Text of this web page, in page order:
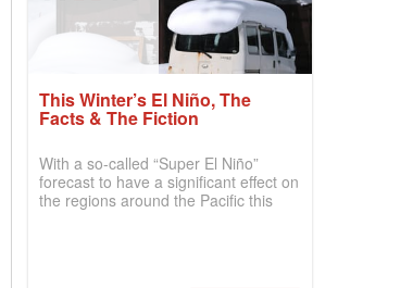
This Winter’s El Niño, The
Facts & The Fiction
With a so-called “Super El Niño”
forecast to have a significant effect on
the regions around the Pacific this